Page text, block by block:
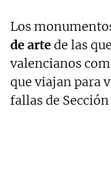
Los
de artede las
valencianos
que viajan para
fallas de